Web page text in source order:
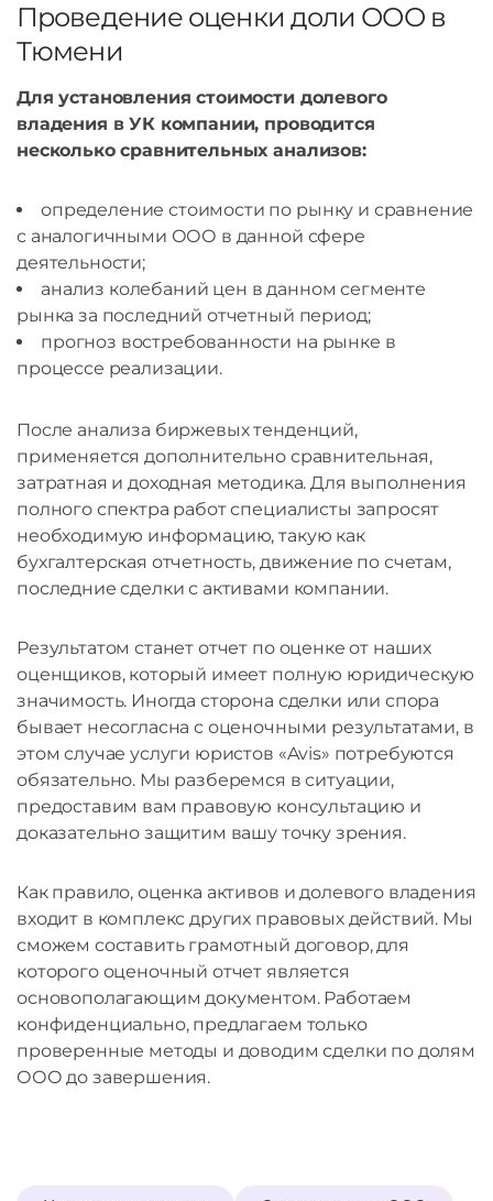
Проведение оценки доли ООО в
Тюмени
Для установления стоимости долевого
владения в УК компании, проводится
несколько сравнительных анализов:
определение стоимости по рынку и сравнение
с аналогичными ООО в данной сфере
деятельности;
анализ колебаний цен в данном сегменте
рынка за последний отчетный период;
прогноз востребованности на рынке в
процессе реализации.
После анализа биржевых тенденций,
применяется дополнительно сравнительная,
затратная и доходная методика. Для выполнения
полного спектра работ специалисты запросят
необходимую информацию, такую как
бухгалтерская отчетность, движение по счетам,
последние сделки с активами компании.
Результатом станет отчет по оценке от наших
оценщиков, который имеет полную юридическую
значимость. Иногда сторона сделки или спора
бывает несогласна с оценочными результатами, в
этом случае услуги юристов «Avis» потребуются
обязательно. Мы разберемся в ситуации,
предоставим вам правовую консультацию и
доказательно защитим вашу точку зрения.
Как правило, оценка активов и долевого владения
входит в комплекс других правовых действий. Мы
сможем составить грамотный договор, для
которого оценочный отчет является
основополагающим документом. Работаем
конфиденциально, предлагаем только
проверенные методы и доводим сделки по долям
ООО до завершения.